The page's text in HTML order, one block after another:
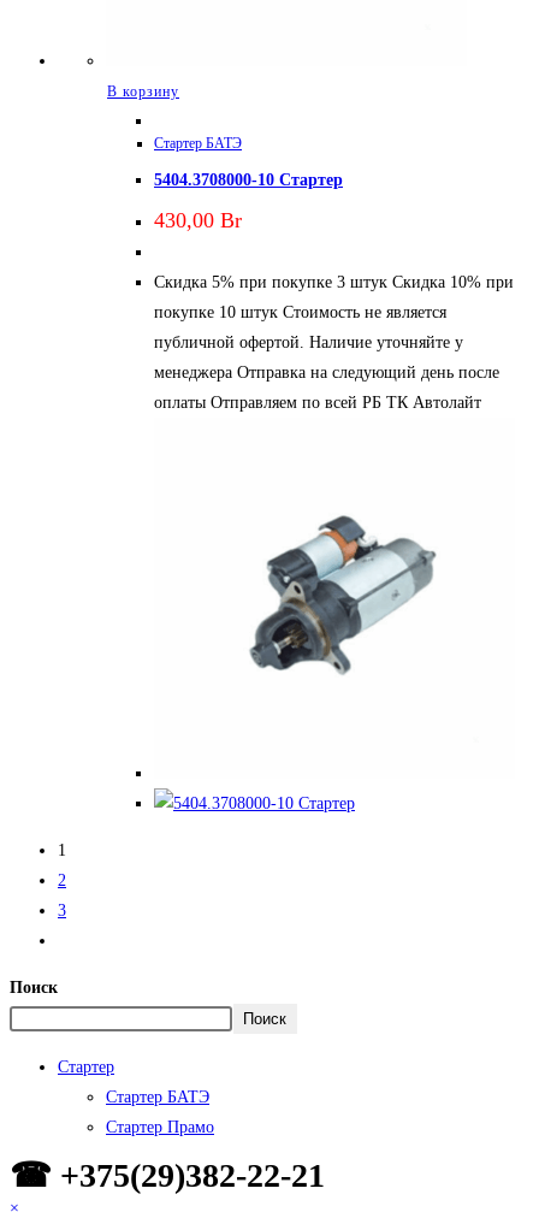
В корзину
Стартер БАТЭ
5404.3708000-10 Стартер
430,00 Br
Скидка 5% при покупке 3 штук Скидка 10% при
покупке 10 штук Стоимость не является
публичной офертой. Наличие уточняйте у
менеджера Отправка на следующий день после
оплаты Отправляем по всей РБ ТК Автолайт
1
2
3
Поиск
Поиск
Стартер
Стартер БАТЭ
Стартер Прамо
☎ +375(29)382-22-21
×